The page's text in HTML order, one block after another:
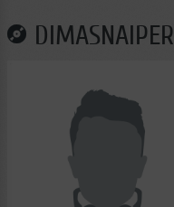
DIMASNAIPER